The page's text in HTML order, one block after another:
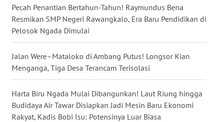
Pecah Penantian Bertahun-Tahun! Raymundus Bena
Resmikan SMP Negeri Rawangkalo, Era Baru Pendidikan di
Pelosok Ngada Dimulai
Jalan Were–Mataloko di Ambang Putus! Longsor Kian
Menganga, Tiga Desa Terancam Terisolasi
Harta Biru Ngada Mulai Dibangunkan! Laut Riung hingga
Budidaya Air Tawar Disiapkan Jadi Mesin Baru Ekonomi
Rakyat, Kadis Bobi Isu: Potensinya Luar Biasa
WN
NUSANTARA
WN
JOGJA